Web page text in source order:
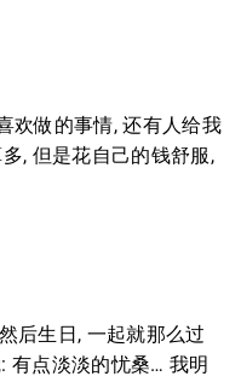
欢做的事情, 还有人给我
, 但是花自己的钱舒服,
后生日, 一起就那么过
有点淡淡的忧桑… 我明